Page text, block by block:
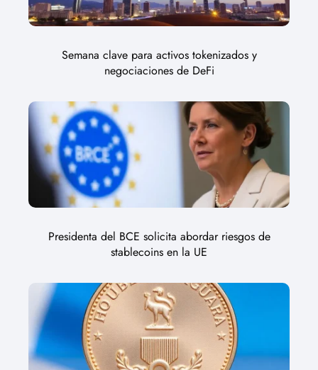
Semana clave para activos tokenizados y
negociaciones de DeFi
Presidenta del BCE solicita abordar riesgos de
stablecoins en la UE